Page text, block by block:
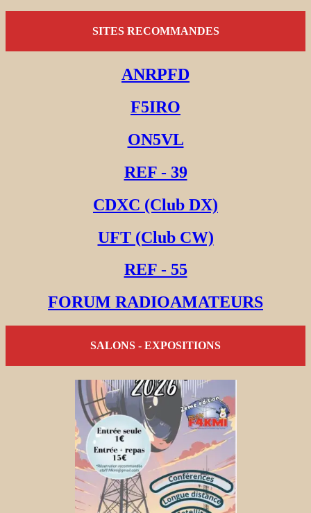
SITES RECOMMANDES
ANRPFD
F5IRO
ON5VL
REF - 39
CDXC (Club DX)
UFT (Club CW)
REF - 55
FORUM RADIOAMATEURS
SALONS - EXPOSITIONS